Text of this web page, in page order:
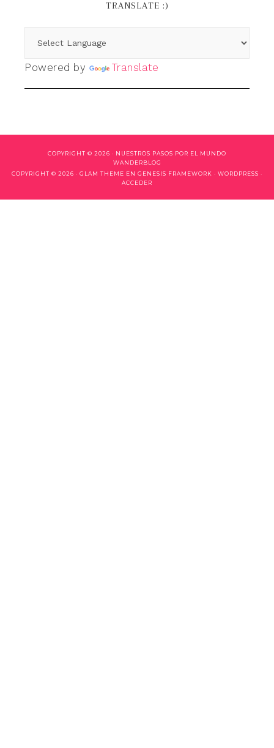
TRANSLATE :)
Powered by Translate
COPYRIGHT © 2026 · NUESTROS PASOS POR EL MUNDO
WANDERBLOG
COPYRIGHT © 2026 · GLAM THEME EN GENESIS FRAMEWORK · WORDPRESS ·
ACCEDER